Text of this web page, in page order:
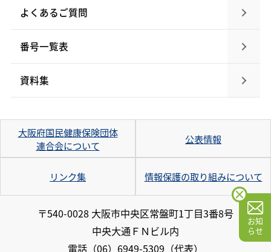
よくあるご質問
番号一覧表
資料集
お知
らせ
大阪府国民健康保険団体
連合会について
公表情報
リンク集 情報保護の取り組みについて
〒540-0028 大阪市中央区常盤町1丁目3番8号
中央大通ＦＮビル内
電話 （06）6949-5309（代表）